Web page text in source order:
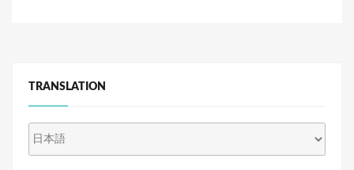
b
o
o
k
TRANSLATION